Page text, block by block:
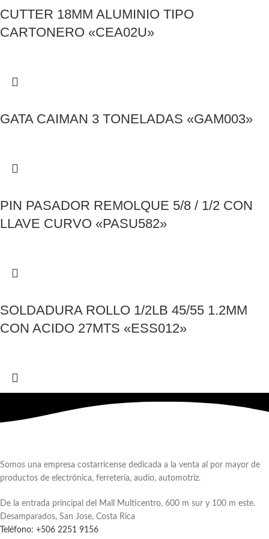
CUTTER 18MM ALUMINIO TIPO
CARTONERO «CEA02U»
GATA CAIMAN 3 TONELADAS «GAM003»
PIN PASADOR REMOLQUE 5/8 / 1/2 CON
LLAVE CURVO «PASU582»
SOLDADURA ROLLO 1/2LB 45/55 1.2MM
CON ACIDO 27MTS «ESS012»
Somos una empresa costarricense dedicada a la venta al por mayor de
productos de electrónica, ferretería, audio, automotriz.
De la entrada principal del Mall Multicentro, 600 m sur y 100 m este.
Desamparados, San Jose, Costa Rica
Teléfono: +506 2251 9156